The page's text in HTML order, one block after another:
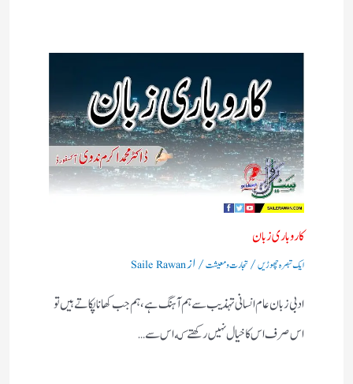
كاروباری زبان
ایک تبصرہ چھوڑیں/تجارت و معیشت/ ازSaile Rawan
ادبى زبان عام انسانى تہذيب سے ہم آہنگ ہے، ہم جب كهانا پكاتے ہيں تو
اس صرف اس كا خيال نہيں ركهتے كه اس سے…